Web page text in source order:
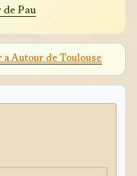
Pau
Autour de Toulouse